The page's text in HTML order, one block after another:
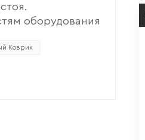
оборудования
1. Тщательная
пленки
затем
Для удаления
Коврик